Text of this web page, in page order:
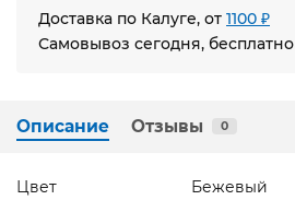
Доставка по Калуге, от 1100 ₽
Самовывоз сегодня, бесплатно
Описание Отзывы 0
Цвет
Бежевый